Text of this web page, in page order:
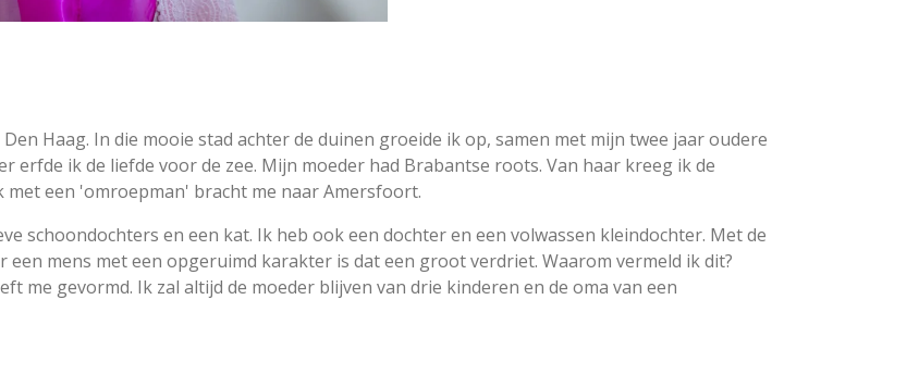
Haag. In die mooie stad achter de duinen groeide ik op, samen met mijn twee jaar oudere
erfde ik de liefde voor de zee. Mijn moeder had Brabantse roots. Van haar kreeg ik de
een 'omroepman' bracht me naar Amersfoort.
schoondochters en een kat. Ik heb ook een dochter en een volwassen kleindochter. Met de
mens met een opgeruimd karakter is dat een groot verdriet. Waarom vermeld ik dit?
me gevormd. Ik zal altijd de moeder blijven van drie kinderen en de oma van een